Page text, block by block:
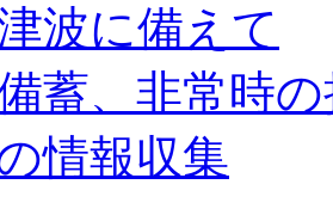
波に備えて
蓄、非常時
情報収集